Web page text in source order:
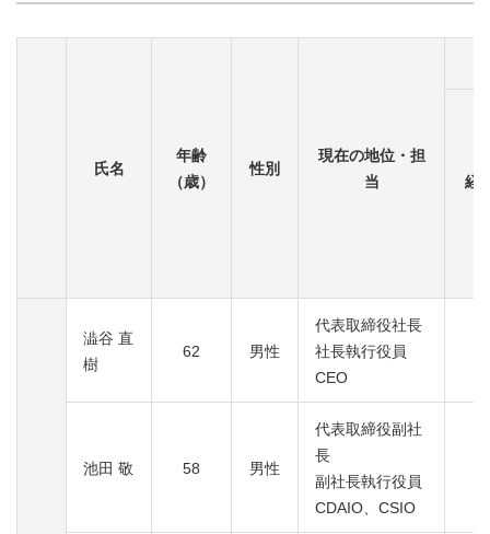
氏名
年齢
（歳）
性別
現在の地位・担
当
経
澁谷 直
樹
62 男性
代表取締役社長
社長執行役員
CEO
池田 敬 58 男性
代表取締役副社
長
副社長執行役員
CDAIO、CSIO